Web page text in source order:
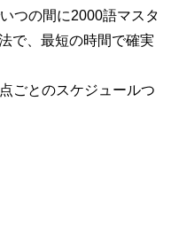
つの間に2000語マスタ
で、最短の時間で確実
ごとのスケジュールつ